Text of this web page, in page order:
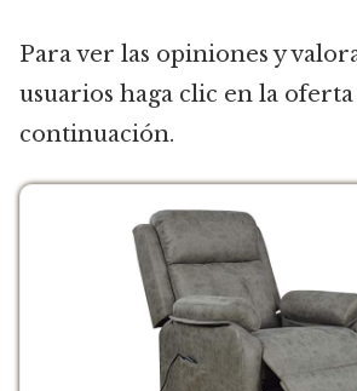
Para ver las opiniones y
usuarios haga clic en la oferta
continuación.